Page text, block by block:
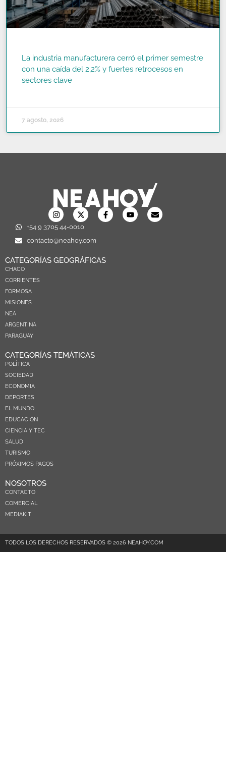
La industria manufacturera cerró el primer semestre
con una caída del 2,2% y fuertes retrocesos en
sectores clave
7 agosto, 2026
+54 9 3705 44-0010
contacto@neahoy.com
CATEGORÍAS GEOGRÁFICAS
CHACO
CORRIENTES
FORMOSA
MISIONES
NEA
ARGENTINA
PARAGUAY
CATEGORÍAS TEMÁTICAS
POLÍTICA
SOCIEDAD
ECONOMIA
DEPORTES
EL MUNDO
EDUCACIÓN
CIENCIA Y TEC
SALUD
TURISMO
PRÓXIMOS PAGOS
NOSOTROS
CONTACTO
COMERCIAL
MEDIAKIT
TODOS LOS DERECHOS RESERVADOS © 2026 NEAHOY.COM